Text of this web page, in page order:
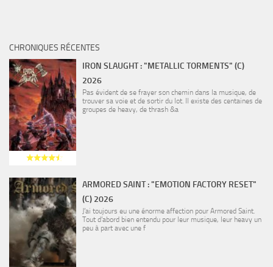
CHRONIQUES RÉCENTES
IRON SLAUGHT : "METALLIC TORMENTS" (C)
2026
Pas évident de se frayer son chemin dans la musique, de
trouver sa voie et de sortir du lot. Il existe des centaines de
groupes de heavy, de thrash &a
ARMORED SAINT : "EMOTION FACTORY RESET"
(C) 2026
J’ai toujours eu une énorme affection pour Armored Saint.
Tout d’abord bien entendu pour leur musique, leur heavy un
peu à part avec une f